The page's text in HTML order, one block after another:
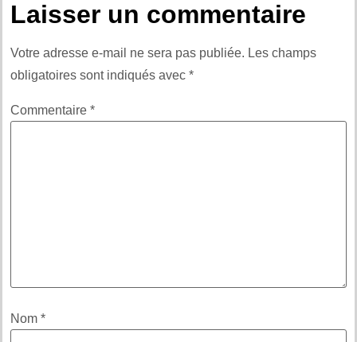
Laisser un commentaire
Votre adresse e-mail ne sera pas publiée. Les champs
obligatoires sont indiqués avec *
Commentaire *
Nom *